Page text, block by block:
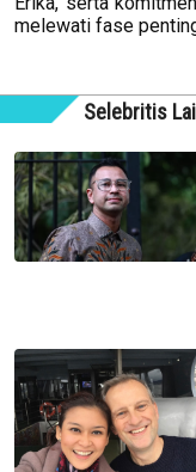
melewati fase
Selebritis